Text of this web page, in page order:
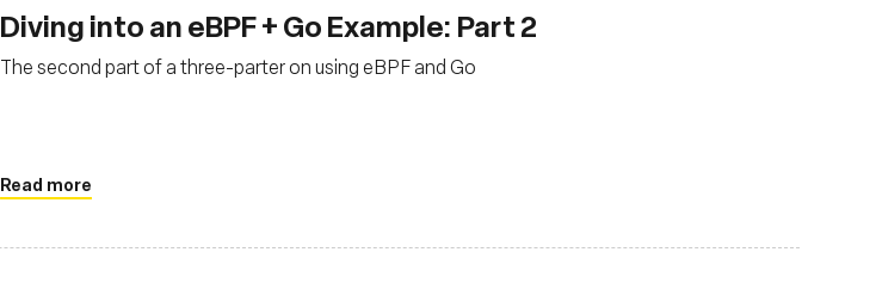
Diving into an eBPF + Go Example: Part 2
The second part of a three-parter on using eBPF and Go
Read more